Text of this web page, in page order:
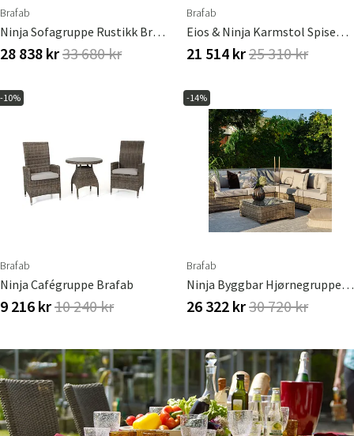
Brafab
Ninja Sofagruppe Rustikk Brafab
28 838 kr33 680 kr
Brafab
Eios & Ninja Karmstol Spisegruppe Brafab
21 514 kr25 310 kr
-10%
Brafab
Ninja Cafégruppe Brafab
9 216 kr10 240 kr
-14%
Brafab
Ninja Byggbar Hjørnegruppe Brafab
26 322 kr30 720 kr